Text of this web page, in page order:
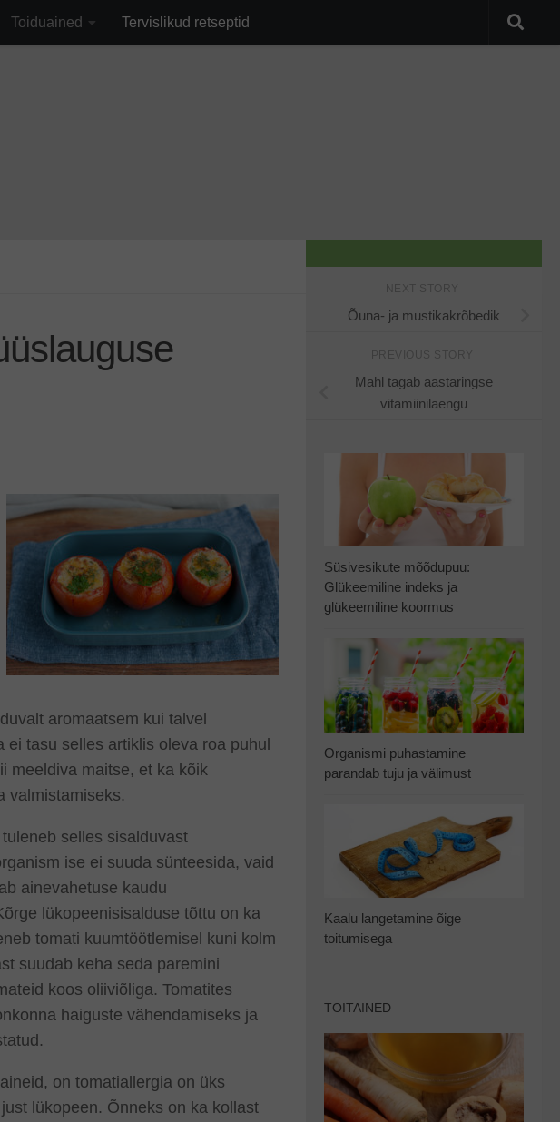
Toiduained Tervislikud retseptid
aromaatsem kui talvel
tasu selles artiklis oleva roa puhul
meeldiva maitse, et ka kõik
valmistamiseks.
selles sisalduvast
ise ei suuda sünteesida, vaid
ainevahetuse kaudu
lükopeenisisalduse tõttu on ka
tomati kuumtöötlemisel kuni kolm
suudab keha seda paremini
koos oliiviõliga. Tomatites
haiguste vähendamiseks ja
on tomatiallergia on üks
lükopeen. Õnneks on ka kollast
NEXT STORY
Õuna- ja mustikakrõbedik
PREVIOUS STORY
Mahl tagab aastaringse
vitamiinilaengu
Süsivesikute mõõdupuu:
Glükeemiline indeks ja
glükeemiline koormus
Organismi puhastamine
parandab tuju ja välimust
Kaalu langetamine õige
toitumisega
TOITAINED